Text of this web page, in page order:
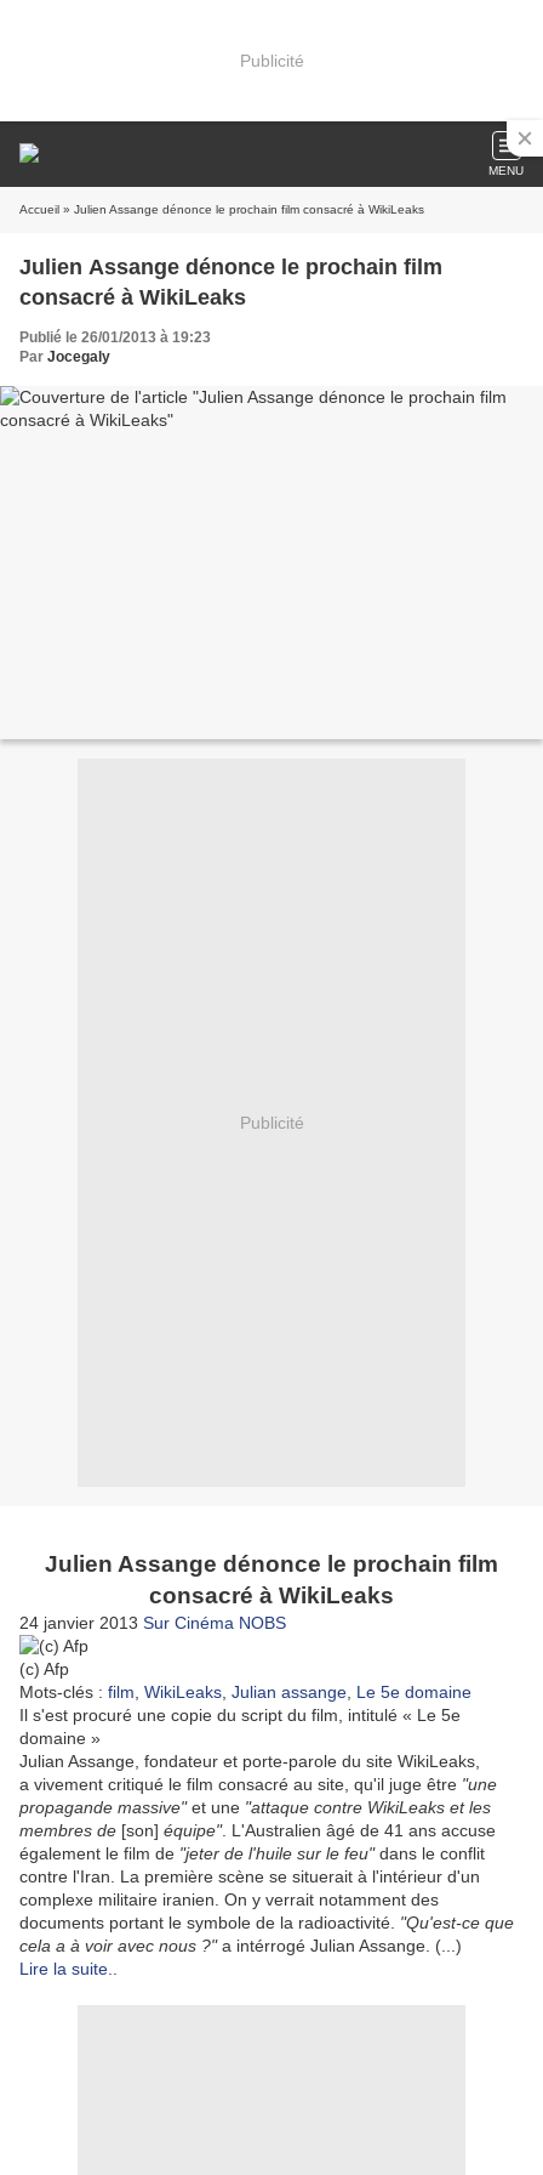
Publicité
MENU
Accueil » Julien Assange dénonce le prochain film consacré à WikiLeaks
Julien Assange dénonce le prochain film
consacré à WikiLeaks
Publié le 26/01/2013 à 19:23
Par Jocegaly
Publicité
Julien Assange dénonce le prochain film
consacré à WikiLeaks
24 janvier 2013 Sur Cinéma NOBS
(c) Afp
Mots-clés : film WikiLeaks Julian assange Le 5e domaine
Il s'est procuré une copie du script du film, intitulé « Le 5e
domaine »
Julian Assange, fondateur et porte-parole du site WikiLeaks,
a vivement critiqué le film consacré au site, qu'il juge être "une
propagande massive"et une "attaque contre WikiLeaks et les
membres de [son] équipe". L'Australien âgé de 41 ans accuse
également le film de "jeter de l'huile sur le feu"dans le conflit
contre l'Iran. La première scène se situerait à l'intérieur d'un
complexe militaire iranien. On y verrait notamment des
documents portant le symbole de la radioactivité. "Qu'est-ce que
cela a à voir avec nous ?"a intérrogé Julian Assange. (...)
Lire la suite..